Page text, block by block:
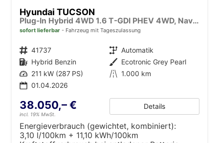
Hyundai TUCSON
Plug-In Hybrid 4WD 1.6 T-GDI PHEV 4WD, Navi, Kamera, Side, Winter
sofort lieferbar Fahrzeug mit Tageszulassung
Fahrzeugnr. 41737 Getriebe Automatik
Kraftstoff Hybrid Benzin Außenfarbe Ecotronic Grey Pearl
Leistung 211 kW (287 PS) Kilometerstand 1.000 km
01.04.2026
38.050,– €
incl. 19% MwSt.
Details
Energieverbrauch (gewichtet, kombiniert):
3,10 l/100km + 11,10 kWh/100km